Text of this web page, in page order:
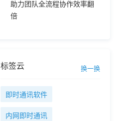
助力团队全流程协作效率翻
倍
标签云 换一换
即时通讯软件
内网即时通讯